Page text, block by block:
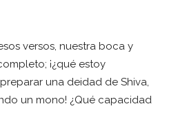
versos, nuestra boca y
¡¿qué estoy
una deidad de Shiva,
un mono! ¿Qué capacidad